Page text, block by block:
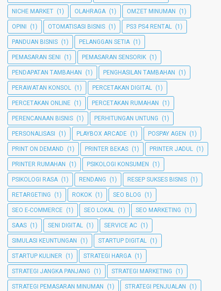
NICHE MARKET (1) OLAHRAGA (1) OMZET MINUMAN (1)
OPINI (1) OTOMATISASI BISNIS (1) PS3 PS4 RENTAL (1)
PANDUAN BISNIS (1) PELANGGAN SETIA (1)
PEMASARAN SENI (1) PEMASARAN SENSORIK (1)
PENDAPATAN TAMBAHAN (1) PENGHASILAN TAMBAHAN (1)
PERAWATAN KONSOL (1) PERCETAKAN DIGITAL (1)
PERCETAKAN ONLINE (1) PERCETAKAN RUMAHAN (1)
PERENCANAAN BISNIS (1) PERHITUNGAN UNTUNG (1)
PERSONALISASI (1) PLAYBOX ARCADE (1) POSPAY AGEN (1)
PRINT ON DEMAND (1) PRINTER BEKAS (1) PRINTER JADUL (1)
PRINTER RUMAHAN (1) PSIKOLOGI KONSUMEN (1)
PSIKOLOGI RASA (1) RENDANG (1) RESEP SUKSES BISNIS (1)
RETARGETING (1) ROKOK (1) SEO BLOG (1)
SEO E-COMMERCE (1) SEO LOKAL (1) SEO MARKETING (1)
SAAS (1) SENI DIGITAL (1) SERVICE AC (1)
SIMULASI KEUNTUNGAN (1) STARTUP DIGITAL (1)
STARTUP KULINER (1) STRATEGI HARGA (1)
STRATEGI JANGKA PANJANG (1) STRATEGI MARKETING (1)
STRATEGI PEMASARAN MINUMAN (1) STRATEGI PENJUALAN (1)